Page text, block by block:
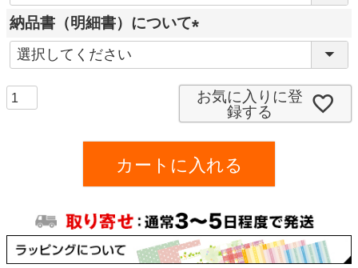
必
須
納品書（明細書）について
必
須
)
お気に入りに登
録する
カートに入れる